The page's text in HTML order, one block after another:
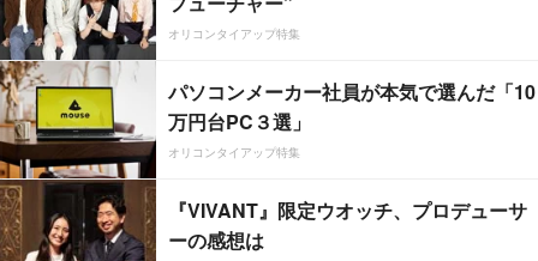
オリコンタイアップ特集
パソコンメーカー社員が本気で選んだ「10
万円台PC３選」
オリコンタイアップ特集
『VIVANT』限定ウオッチ、プロデューサ
ーの感想は